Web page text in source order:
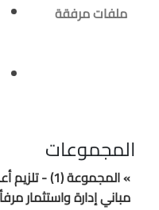
ملفات مرفقة
المجموعات
» المجموعة
مباني إدارة واستثمار